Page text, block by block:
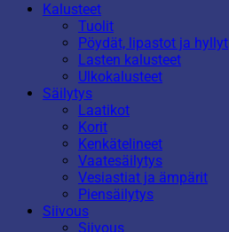
Kalusteet
Tuolit
Pöydät, lipastot ja hyllyt
Lasten kalusteet
Ulkokalusteet
Säilytys
Laatikot
Korit
Kenkätelineet
Vaatesäilytys
Vesiastiat ja ämpärit
Piensäilytys
Siivous
Siivous